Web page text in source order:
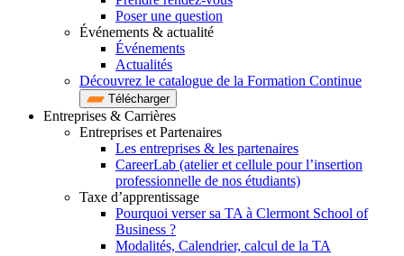
Poser une question
Événements & actualité
Événements
Actualités
Découvrez le catalogue de la Formation Continue
Télécharger
Entreprises & Carrières
Entreprises et Partenaires
Les entreprises & les partenaires
CareerLab (atelier et cellule pour l’insertion
professionnelle de nos étudiants)
Taxe d’apprentissage
Pourquoi verser sa TA à Clermont School of
Business ?
Modalités, Calendrier, calcul de la TA